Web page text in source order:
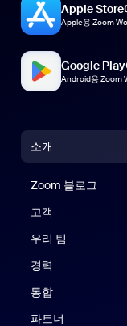
Apple Store
Apple용 Zoom
Google
Android용 Zoom
소개
Zoom 블로그
고객
우리 팀
경력
통합
파트너